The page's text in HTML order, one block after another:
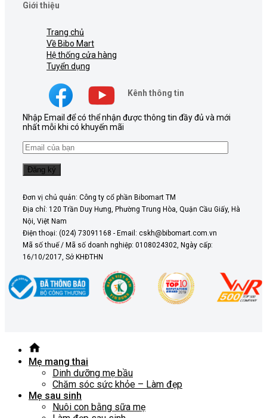
Giới thiệu
Trang chủ
Về Bibo Mart
Hệ thống cửa hàng
Tuyển dụng
Kênh thông tin
Nhập Email để có thể nhận được thông tin đầy đủ và mới
nhất mỗi khi có khuyến mãi
Đơn vị chủ quản: Công ty cổ phần Bibomart TM
Địa chỉ: 120 Trần Duy Hưng, Phường Trung Hòa, Quận Cầu Giấy, Hà
Nội, Việt Nam
Điện thoại: (024) 73091168 - Email: cskh@bibomart.com.vn
Mã số thuế / Mã số doanh nghiệp: 0108024302, Ngày cấp:
16/10/2017, Sở KHĐTHN
Mẹ mang thai
Dinh dưỡng mẹ bầu
Chăm sóc sức khỏe – Làm đẹp
Mẹ sau sinh
Nuôi con bằng sữa mẹ